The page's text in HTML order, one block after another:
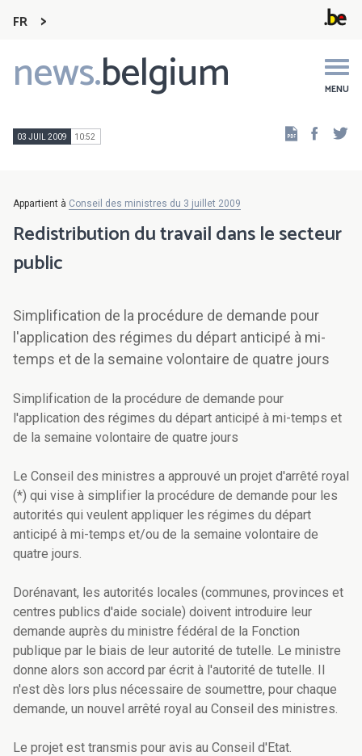
FR
news.belgium MENU
Main
navigation
03 JUIL 2009 10:52
Appartient à Conseil des ministres du 3 juillet 2009
Redistribution du travail dans le secteur
public
Simplification de la procédure de demande pour
l'application des régimes du départ anticipé à mi-
temps et de la semaine volontaire de quatre jours
Simplification de la procédure de demande pour
l'application des régimes du départ anticipé à mi-temps et
de la semaine volontaire de quatre jours
Le Conseil des ministres a approuvé un projet d'arrêté royal
(*) qui vise à simplifier la procédure de demande pour les
autorités qui veulent appliquer les régimes du départ
anticipé à mi-temps et/ou de la semaine volontaire de
quatre jours.
Dorénavant, les autorités locales (communes, provinces et
centres publics d'aide sociale) doivent introduire leur
demande auprès du ministre fédéral de la Fonction
publique par le biais de leur autorité de tutelle. Le ministre
donne alors son accord par écrit à l'autorité de tutelle. Il
n'est dès lors plus nécessaire de soumettre, pour chaque
demande, un nouvel arrêté royal au Conseil des ministres.
Le projet est transmis pour avis au Conseil d'Etat.